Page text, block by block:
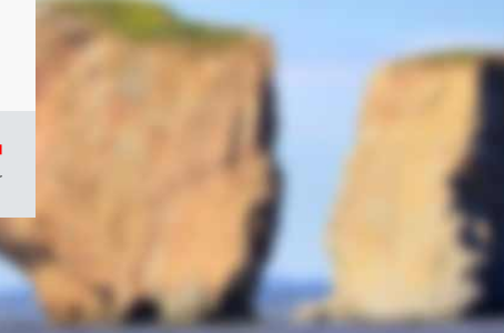
/
du
gouvernement
du